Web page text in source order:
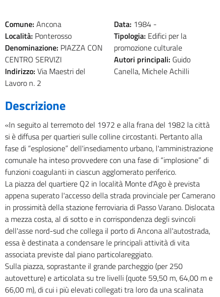
Comune: Ancona
Località: Ponterosso
Denominazione: PIAZZA CON
CENTRO SERVIZI
Indirizzo: Via Maestri del
Lavoro n. 2
Data: 1984 -
Tipologia: Edifici per la
promozione culturale
Autori principali:
Canella, Michele Achilli
Descrizione
«In seguito al terremoto del 1972 e alla frana del 1982 la città
si è diffusa per quartieri sulle colline circostanti. Pertanto alla
fase di “esplosione” dell'insediamento urbano, l'amministrazione
comunale ha inteso provvedere con una fase di “implosione” di
funzioni coagulanti in ciascun agglomerato periferico.
La piazza del quartiere Q2 in località Monte d'Ago è prevista
appena superato l'accesso della strada provinciale per Camerano
in prossimità della stazione ferroviaria di Passo Varano. Dislocata
a mezza costa, al di sotto e in corrispondenza degli svincoli
dell'asse nord-sud che collega il porto di Ancona all'autostrada,
essa è destinata a condensare le principali attività di vita
associata previste dal piano particolareggiato.
Sulla piazza, soprastante il grande parcheggio (per 250
autovetture) e articolata su tre livelli (quote 59,50 m, 64,00 m e
66,00 m), di cui i più elevati collegati tra loro da una scalinata